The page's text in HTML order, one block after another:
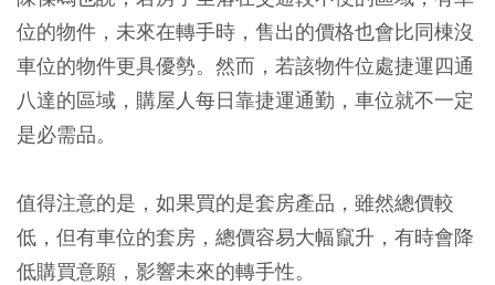
位的物件，未來在轉手時，售出的價格也會比同棟沒
車位的物件更具優勢。然而，若該物件位處捷運四通
八達的區域，購屋人每日靠捷運通勤，車位就不一定
是必需品。
值得注意的是，如果買的是套房產品，雖然總價較
低，但有車位的套房，總價容易大幅竄升，有時會降
低購買意願，影響未來的轉手性。